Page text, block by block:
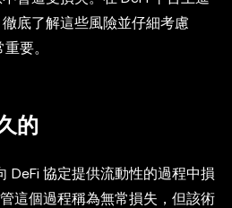
底了解這些風險並仔細考慮
要。
的
DeFi 協定提供流動性的過程中損
這個過程稱為無常損失，但該術